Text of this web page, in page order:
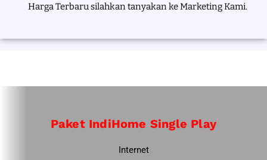
Harga Terbaru silahkan tanyakan ke Marketing Kami.
Paket IndiHome Single Play
Internet